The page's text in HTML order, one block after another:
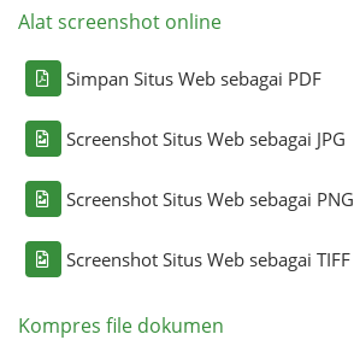
Alat screenshot online
Simpan Situs Web sebagai PDF
Screenshot Situs Web sebagai JPG
Screenshot Situs Web sebagai PNG
Screenshot Situs Web sebagai TIFF
Kompres file dokumen